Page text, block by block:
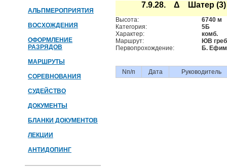
АЛЬПМЕРОПРИЯТИЯ
ВОСХОЖДЕНИЯ
ОФОРМЛЕНИЕ
РАЗРЯДОВ
МАРШРУТЫ
СОРЕВНОВАНИЯ
СУДЕЙСТВО
ДОКУМЕНТЫ
БЛАНКИ ДОКУМЕНТОВ
ЛЕКЦИИ
АНТИДОПИНГ
7.9.28. Δ Шатер (3)
Высота:
6740 м
Категория:
5Б
Характер:
комб.
Маршрут:
ЮВ
Первопрохождение:
Б.
Nп/п Дата Руководитель